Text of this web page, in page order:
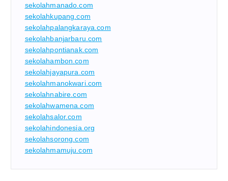
sekolahmanado.com
sekolahkupang.com
sekolahpalangkaraya.com
sekolahbanjarbaru.com
sekolahpontianak.com
sekolahambon.com
sekolahjayapura.com
sekolahmanokwari.com
sekolahnabire.com
sekolahwamena.com
sekolahsalor.com
sekolahindonesia.org
sekolahsorong.com
sekolahmamuju.com